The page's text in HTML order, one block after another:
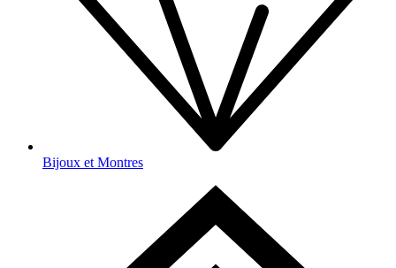
Bijoux et Montres